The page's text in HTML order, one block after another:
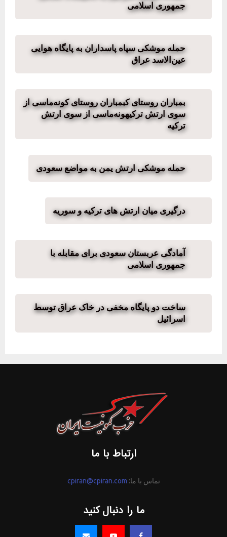
جمهوری اسلامی
حمله موشکی سپاه پاسداران به پایگاه هوایی
عین‌الاسد عراق
بمباران روستای کبمباران روستای کونه‌ماسی از
سوی ارتش ترکیهونه‌ماسی از سوی ارتش
ترکیه
حمله موشکی ارتش یمن به مواضع سعودی
درگیری میان ارتش های ترکیه و سوریه
آمادگی عربستان سعودی برای مقابله با
جمهوری اسلامی
ساخت دو پایگاه مخفی در خاک عراق توسط
اسرائیل
ارتباط با ما
تماس با ما: cpiran@cpiran.com
ما را دنبال کنید